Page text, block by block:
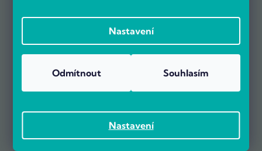
Nastavení
Nastavení
Odmítnout Souhlasím
OVĚŘENO ZÁKAZNÍKY
Zobrazit více než 5000 recenzí na Heureka.cz